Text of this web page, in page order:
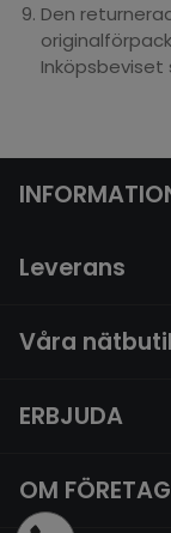
Den
Inköpsbeviset
Leverans
Våra
ERBJUDA
OM